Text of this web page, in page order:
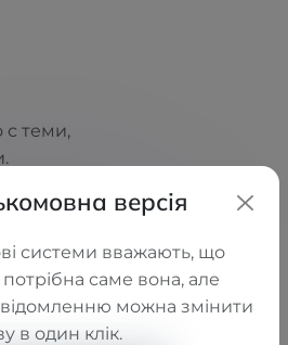
с теми,
версія
системи вважають, що
саме вона, але
можна змінити
в один клік.